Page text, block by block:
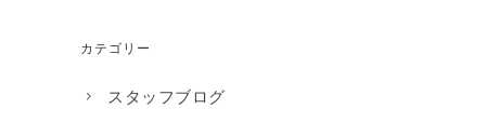
カテゴリー
スタッフブログ